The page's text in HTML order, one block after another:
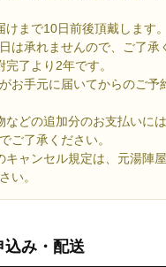
まで10日前後頂戴します。
は承れませんので、ご了承
了より2年です。
お手元に届いてからのご予
などの追加分のお支払いに
ご了承ください。
キャンセル規定は、元湯陣
い。
込み・配送